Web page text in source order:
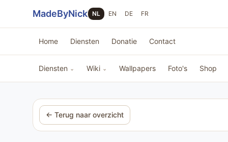
MadeByNick NL EN DE FR
Home Diensten Donatie Contact
Diensten ⌄ Wiki ⌄ Wallpapers Foto's Shop
← Terug naar overzicht